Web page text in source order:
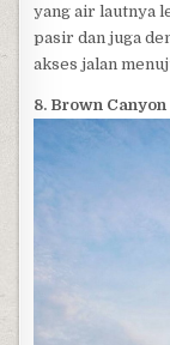
yang air lautnya
pasir dan juga
akses jalan
8. Brown Canyon